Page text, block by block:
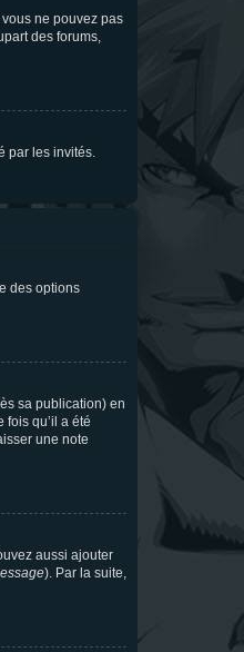
ne pouvez pas
des forums,
par les invités.
des options
sa publication) en
qu’il a été
une note
aussi ajouter
). Par la suite,